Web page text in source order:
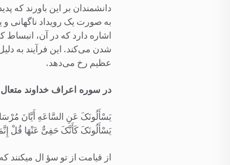
به صورت یک رویداد ناگهانی و
اشاره دارد که در آن،
شدن می‌کند. این فرآیند به
عظیم رخ می‌دهد.
در سوره اعراف خداوند متعال
یَسْأَلُونَکَ عَنِ السَّاعَهِ أَیَّانَ
یَسْأَلُونَکَ کَأَنَّکَ حَفِیٌّ عَنْهَا قُلْ إِنَّمَا
از قیامت از تو سؤ ال